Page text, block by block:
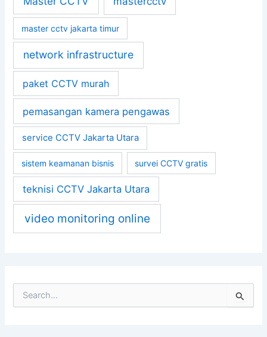
master cctv jakarta timur
network infrastructure
paket CCTV murah
pemasangan kamera pengawas
service CCTV Jakarta Utara
sistem keamanan bisnis survei CCTV gratis
teknisi CCTV Jakarta Utara
video monitoring online
e